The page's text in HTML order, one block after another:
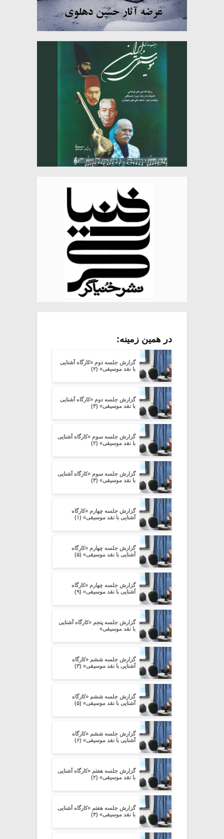
در همین زمینه:
گزارش جلسه دوم «کارگاه آشنایی
با نقد موسیقی» (۲)
گزارش جلسه دوم «کارگاه آشنایی
با نقد موسیقی» (۳)
گزارش جلسه سوم «کارگاه آشنایی
با نقد موسیقی» (۲)
گزارش جلسه سوم «کارگاه آشنایی
با نقد موسیقی» (۳)
گزارش جلسه چهارم «کارگاه
آشنایی با نقد موسیقی» (۱)
گزارش جلسه چهارم «کارگاه
آشنایی با نقد موسیقی» (۵)
گزارش جلسه چهارم «کارگاه
آشنایی با نقد موسیقی» (۹)
گزارش جلسه پنجم «کارگاه آشنایی
با نقد موسیقی»
گزارش جلسه ششم «کارگاه
آشنایی با نقد موسیقی» (۳)
گزارش جلسه ششم «کارگاه
آشنایی با نقد موسیقی» (۵)
گزارش جلسه ششم «کارگاه
آشنایی با نقد موسیقی» (۶)
گزارش جلسه هفتم «کارگاه آشنایی
با نقد موسیقی» (۲)
گزارش جلسه هفتم «کارگاه آشنایی
با نقد موسیقی» (۴)